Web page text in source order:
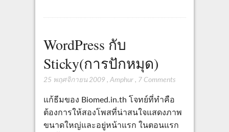
WordPress กับ
Sticky(การปักหมุด)
25 พฤศจิกายน 2009 , Amphur, 7 Comments
แก้ธีมของ Biomed.in.th โจทย์ที่ทำคือ
ต้องการให้สองโพสที่น่าสนใจแสดงภาพ
ขนาดใหญ่และอยู่หน้าแรก ในตอนแรก